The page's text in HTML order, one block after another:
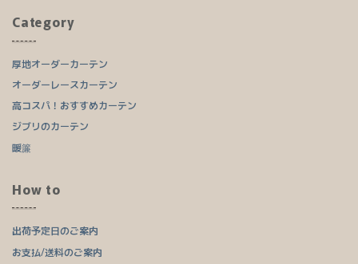
Category
厚地オーダーカーテン
オーダーレースカーテン
高コスパ！おすすめカーテン
ジブリのカーテン
暖簾
How to
出荷予定日のご案内
お支払/送料のご案内